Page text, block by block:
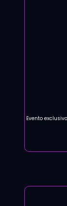
Evento